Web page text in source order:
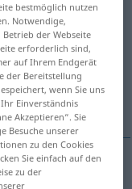
antippen)
bestmöglich nutzen
Notwendige,
der Webseite
erforderlich sind,
auf Ihrem Endgerät
der Bereitstellung
wenn Sie uns
Einverständnis
Akzeptieren“. Sie
Besuche unserer
zu den Cookies
Sie einfach auf den
zu der